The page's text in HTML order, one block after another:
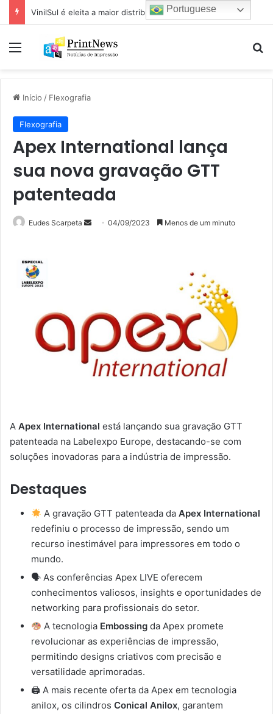
Menu
Início / Flexografia
Flexografia
Apex International lança
sua nova gravação GTT
patenteada
Eudes Scarpeta
Mande04/09/2023 Menos de um minuto
A Apex International está lançando sua gravação GTT
patenteada na Labelexpo Europe, destacando-se com
soluções inovadoras para a indústria de impressão.
Destaques
A gravação GTT patenteada daApex International
redefiniu o processo de impressão, sendo um
recurso inestimável para impressores em todo o
mundo.
🗣 As conferências Apex LIVE oferecem
conhecimentos valiosos, insights e oportunidades de
networking para profissionais do setor.
A tecnologia Embossingda Apex promete
revolucionar as experiências de impressão,
permitindo designs criativos com precisão e
versatilidade aprimoradas.
🖨 A mais recente oferta da Apex em tecnologia
anilox, os cilindros Conical Anilox, garantem
Portuguese